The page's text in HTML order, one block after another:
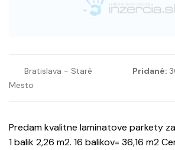
Bratislava - Staré
Mesto
Pridané:
Predam kvalitne laminatove parkety
1 balik 2,26 m2. 16 balikov= 36,16 m2